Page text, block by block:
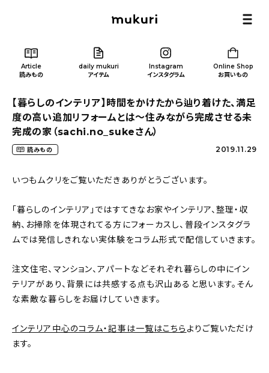
Article
読みもの
daily mukuri
アイテム
Instagram
インスタグラム
Online Shop
お買いもの
新着記事
おすすめの記事
インテリア
【暮らしのインテリア】時間をかけたから辿り着けた、満足
度の高い追加リフォームとは～住みながら完成させる未
完成の家（sachi.no_sukeさん）
読みもの 2019.11.29
いつもムクリをご覧いただきありがとうございます。
「暮らしのインテリア」ではすてきなお家やインテリア、整理・収
納、お掃除を体現されてる方にフォーカスし、普段インスタグラ
ムでは発信しきれない実体験をコラム形式で配信していきます。
注文住宅、マンション、アパートなどそれぞれ暮らしの中にイン
テリアがあり、背景には共感する点も沢山あると思います。そん
な素敵な暮らしをお届けしていきます。
インテリア中心のコラム・記事は一覧はこちら よりご覧いただけ
ます。